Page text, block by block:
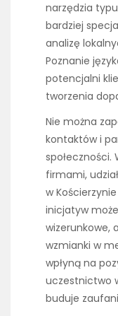
narzędzia
bardziej
analizę
Poznanie
potencjalni
tworzenia
Nie można
kontaktów i
społeczności.
firmami,
w
inicjatyw
wizerunkowe,
wzmianki w
wpłyną na
uczestnictwo
buduje